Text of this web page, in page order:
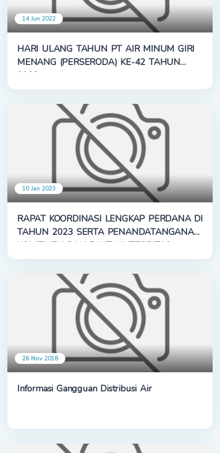
14 Jun 2022
HARI ULANG TAHUN PT AIR MINUM GIRI
MENANG (PERSERODA) KE-42 TAHUN
2022
10 Jan 2023
RAPAT KOORDINASI LENGKAP PERDANA DI
TAHUN 2023 SERTA PENANDATANGANAN
KOMITMEN DAN PAKTA INTEGRITAS
26 Nov 2018
Informasi Gangguan Distribusi Air